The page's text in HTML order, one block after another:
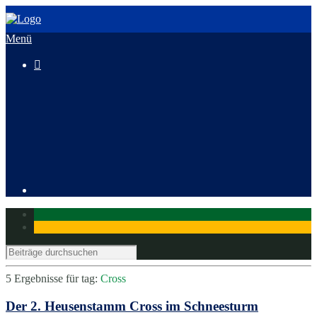
Menü

5 Ergebnisse fürtag: Cross
Der 2. Heusenstamm Cross im Schneesturm